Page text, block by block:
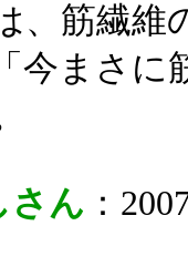
、筋繊維
今まさに
さん ：